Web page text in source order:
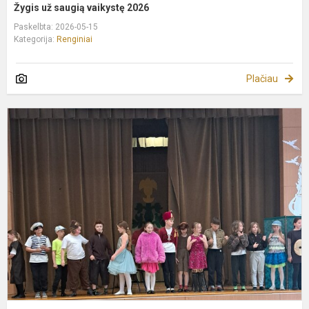
Žygis už saugią vaikystę 2026
Paskelbta: 2026-05-15
Kategorija: Renginiai
Plačiau